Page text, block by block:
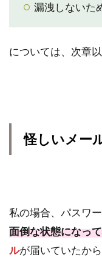
漏洩しないた
については、次章
怪しいメー
私の場合、パスワ
面倒な状態になっ
ルが届いていたから